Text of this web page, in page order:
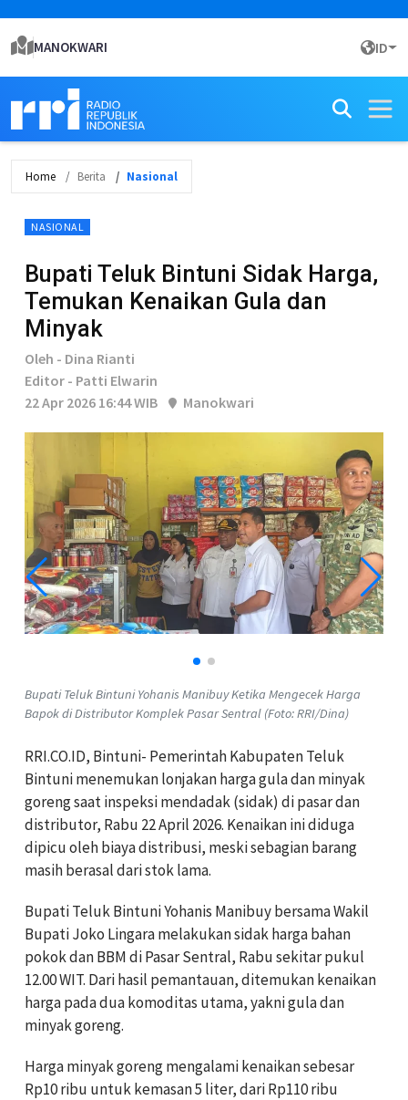
MANOKWARI ID
Home Berita Nasional
NASIONAL
Bupati Teluk Bintuni Sidak Harga,
Temukan Kenaikan Gula dan
Minyak
Oleh - Dina Rianti
Editor - Patti Elwarin
22 Apr 2026 16:44 WIB
Manokwari
Bupati Teluk Bintuni Yohanis Manibuy Ketika Mengecek Harga
Bapok di Distributor Komplek Pasar Sentral (Foto: RRI/Dina)
RRI.CO.ID, Bintuni- Pemerintah Kabupaten Teluk
Bintuni menemukan lonjakan harga gula dan minyak
goreng saat inspeksi mendadak (sidak) di pasar dan
distributor, Rabu 22 April 2026. Kenaikan ini diduga
dipicu oleh biaya distribusi, meski sebagian barang
masih berasal dari stok lama.
Bupati Teluk Bintuni Yohanis Manibuy bersama Wakil
Bupati Joko Lingara melakukan sidak harga bahan
pokok dan BBM di Pasar Sentral, Rabu sekitar pukul
12.00 WIT. Dari hasil pemantauan, ditemukan kenaikan
harga pada dua komoditas utama, yakni gula dan
minyak goreng.
Harga minyak goreng mengalami kenaikan sebesar
Rp10 ribu untuk kemasan 5 liter, dari Rp110 ribu